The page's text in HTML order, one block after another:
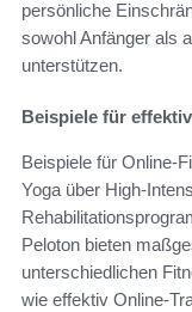
persönliche
sowohl Anfänger als
unterstützen.
Beispiele für
Beispiele für Online-
Yoga über High-
Peloton bieten
unterschiedlichen
wie effektiv Online-